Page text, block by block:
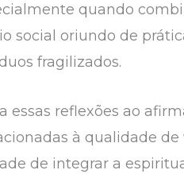
quando
social oriundo de
fragilizados.
essas reflexões ao
à qualidade
de integrar a